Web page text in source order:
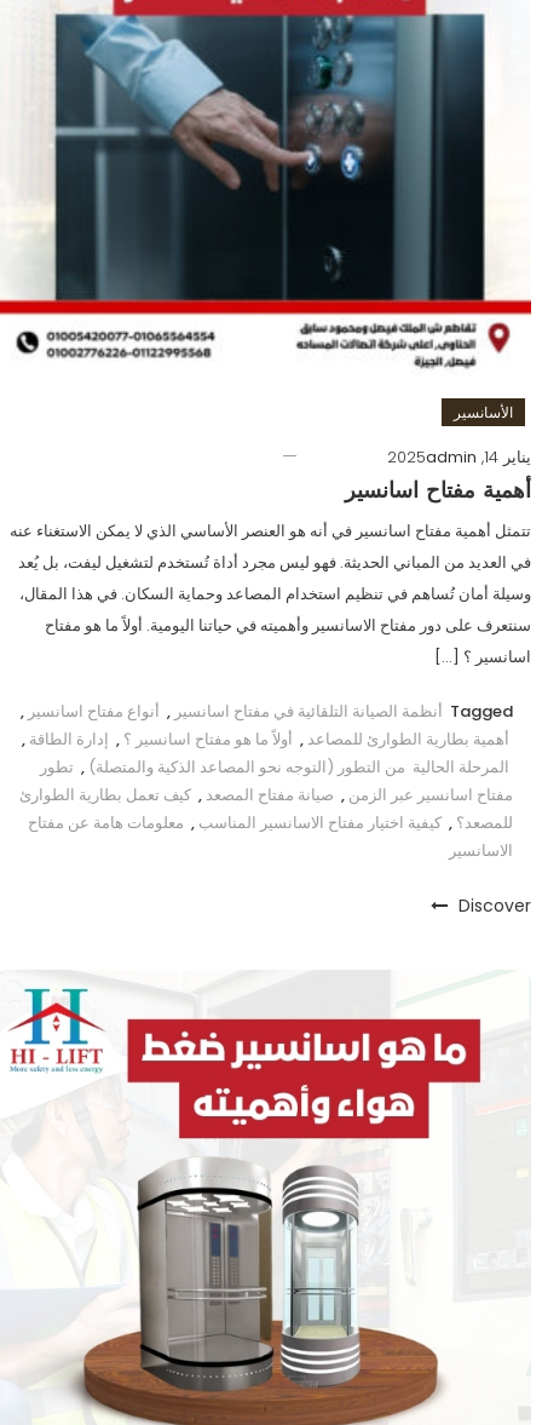
الأسانسير
يناير 14, 2025
admin
أهمية مفتاح اسانسير
تتمثل أهمية مفتاح اسانسير في أنه هو العنصر الأساسي الذي لا يمكن الاستغناء عنه
في العديد من المباني الحديثة. فهو ليس مجرد أداة تُستخدم لتشغيل ليفت، بل يُعد
وسيلة أمان تُساهم في تنظيم استخدام المصاعد وحماية السكان. في هذا المقال،
سنتعرف على دور مفتاح الاسانسير وأهميته في حياتنا اليومية. أولاً ما هو مفتاح
اسانسير ؟ […]
Tagged أنظمة الصيانة التلقائية في مفتاح اسانسير , أنواع مفتاح اسانسير ,
أهمية بطارية الطوارئ للمصاعد , أولاً ما هو مفتاح اسانسير ؟ , إدارة الطاقة ,
المرحلة الحالية من التطور (التوجه نحو المصاعد الذكية والمتصلة) , تطور
مفتاح اسانسير عبر الزمن , صيانة مفتاح المصعد , كيف تعمل بطارية الطوارئ
للمصعد؟ , كيفية اختيار مفتاح الاسانسير المناسب , معلومات هامة عن مفتاح
الاسانسير
Discover